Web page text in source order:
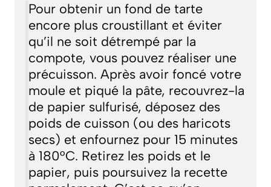
Pour obtenir un fond de tarte
encore plus croustillant et éviter
qu’il ne soit détrempé par la
compote, vous pouvez réaliser une
précuisson. Après avoir foncé votre
moule et piqué la pâte, recouvrez-la
de papier sulfurisé, déposez des
poids de cuisson (ou des haricots
secs) et enfournez pour 15 minutes
à 180°C. Retirez les poids et le
papier, puis poursuivez la recette